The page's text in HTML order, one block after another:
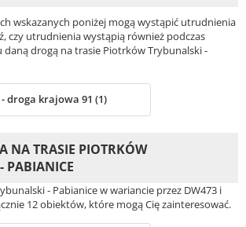
wskazanych poniżej mogą wystąpić utrudnienia
czy utrudnienia wystąpią również podczas
daną drogą na trasie Piotrków Trybunalski -
droga krajowa 91 (1)
NA TRASIE PIOTRKÓW
PABIANICE
- Pabianice w wariancie przez DW473 i
12 obiektów, które mogą Cię zainteresować.